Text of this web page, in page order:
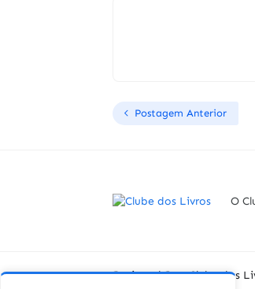
Postagem Anterior
O
Designed By -Clube dos